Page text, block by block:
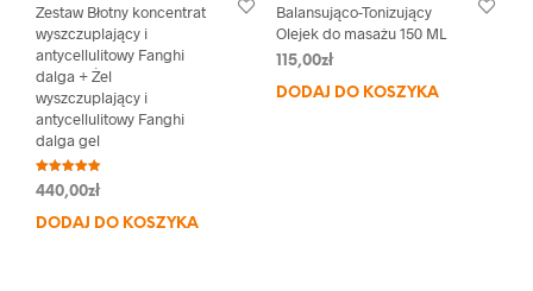
Zestaw Błotny koncentrat
wyszczuplający i
antycellulitowy Fanghi
dalga + Żel
wyszczuplający i
antycellulitowy Fanghi
dalga gel
Oceniono
5.00
440,00zł
DODAJ DO KOSZYKA
Balansująco-Tonizujący
Olejek do masażu 150 ML
115,00zł
DODAJ DO KOSZYKA